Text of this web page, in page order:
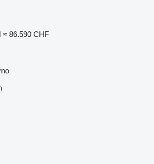
≈ 86.590 CHF